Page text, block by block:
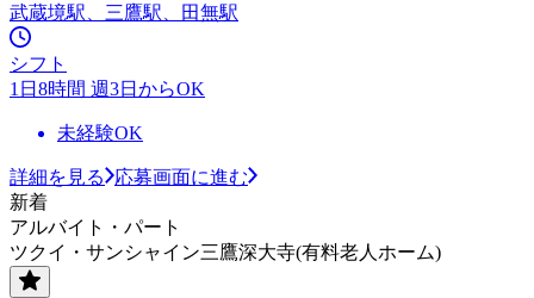
武蔵境駅、三鷹駅、田無駅
シフト
1日8時間 週3日からOK
未経験OK
詳細を見る
応募画面に進む
新着
アルバイト・パート
ツクイ・サンシャイン三鷹深大寺(有料老人ホーム)